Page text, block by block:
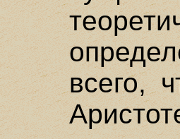
всего,